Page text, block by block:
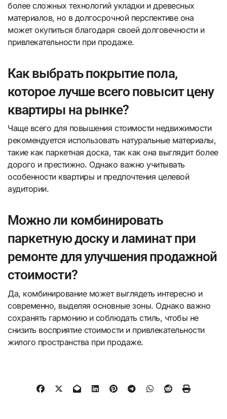
более сложных технологий укладки и древесных
материалов, но в долгосрочной перспективе она
может окупиться благодаря своей долговечности и
привлекательности при продаже.
Как выбрать покрытие пола,
которое лучше всего повысит цену
квартиры на рынке?
Чаще всего для повышения стоимости недвижимости
рекомендуется использовать натуральные материалы,
такие как паркетная доска, так как она выглядит более
дорого и престижно. Однако важно учитывать
особенности квартиры и предпочтения целевой
аудитории.
Можно ли комбинировать
паркетную доску и ламинат при
ремонте для улучшения продажной
стоимости?
Да, комбинирование может выглядеть интересно и
современно, выделяя основные зоны. Однако важно
сохранять гармонию и соблюдать стиль, чтобы не
снизить восприятие стоимости и привлекательности
жилого пространства при продаже.